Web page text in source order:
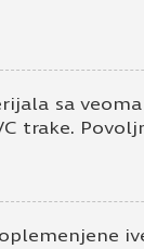
sa
trake.